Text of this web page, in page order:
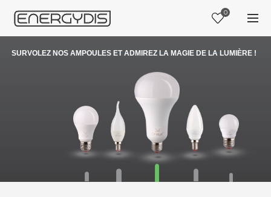
0
SURVOLEZ NOS AMPOULES ET ADMIREZ LA MAGIE DE LA LUMIÈRE !